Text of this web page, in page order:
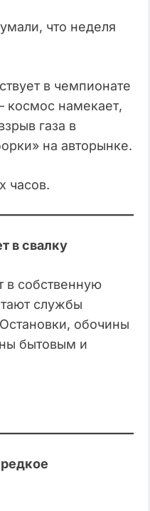
что неделя
в чемпионате
космос намекает,
газа в
на авторынке.
часов.
в свалку
в собственную
службы
обочины
бытовым и